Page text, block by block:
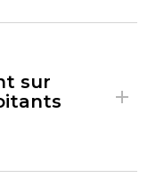
sur